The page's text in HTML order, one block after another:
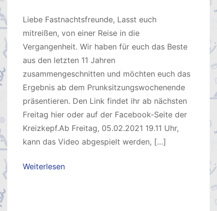
Liebe Fastnachtsfreunde, Lasst euch
mitreißen, von einer Reise in die
Vergangenheit. Wir haben für euch das Beste
aus den letzten 11 Jahren
zusammengeschnitten und möchten euch das
Ergebnis ab dem Prunksitzungswochenende
präsentieren. Den Link findet ihr ab nächsten
Freitag hier oder auf der Facebook-Seite der
Kreizkepf.Ab Freitag, 05.02.2021 19.11 Uhr,
kann das Video abgespielt werden, […]
Weiterlesen